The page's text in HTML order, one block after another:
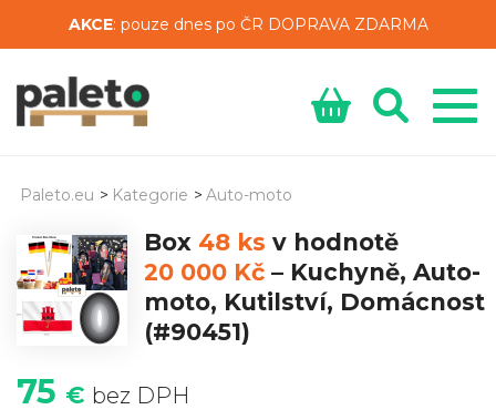
AKCE: pouze dnes po ČR DOPRAVA ZDARMA
Paleto.eu > Kategorie > Auto-moto
Box 48 ks v hodnotě
20 000 Kč – Kuchyně, Auto-
moto, Kutilství, Domácnost
(#90451)
75 € bez DPH